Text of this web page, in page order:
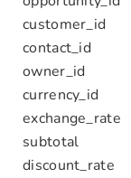
customer_id
contact_id
owner_id
currency_id
exchange_rate
subtotal
discount_rate